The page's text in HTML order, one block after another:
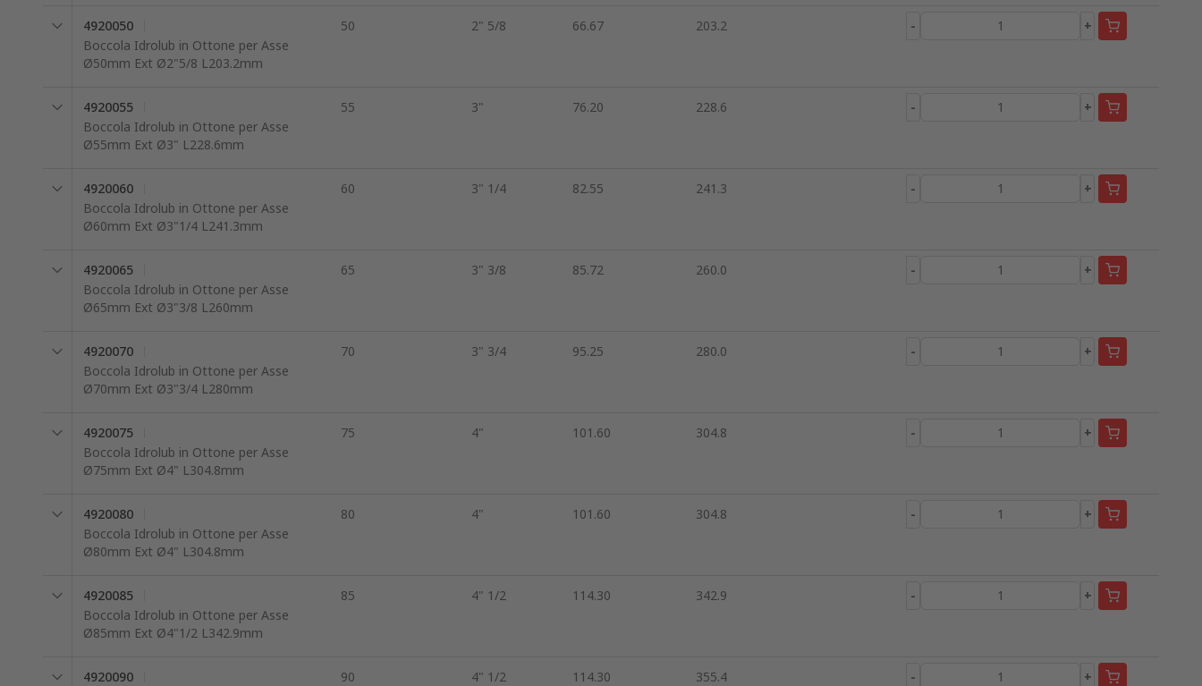
4920050
Boccola Idrolub in Ottone per Asse
Ø50mm Ext Ø2"5/8 L203.2mm
50 2" 5/8 66.67 203.2 - +
4920055
Boccola Idrolub in Ottone per Asse
Ø55mm Ext Ø3" L228.6mm
55 3" 76.20 228.6 - +
4920060
Boccola Idrolub in Ottone per Asse
Ø60mm Ext Ø3"1/4 L241.3mm
60 3" 1/4 82.55 241.3 - +
4920065
Boccola Idrolub in Ottone per Asse
Ø65mm Ext Ø3"3/8 L260mm
65 3" 3/8 85.72 260.0 - +
4920070
Boccola Idrolub in Ottone per Asse
Ø70mm Ext Ø3"3/4 L280mm
70 3" 3/4 95.25 280.0 - +
4920075
Boccola Idrolub in Ottone per Asse
Ø75mm Ext Ø4" L304.8mm
75 4" 101.60 304.8 - +
4920080
Boccola Idrolub in Ottone per Asse
Ø80mm Ext Ø4" L304.8mm
80 4" 101.60 304.8 - +
4920085
Boccola Idrolub in Ottone per Asse
Ø85mm Ext Ø4"1/2 L342.9mm
85 4" 1/2 114.30 342.9 - +
4920090
90 4" 1/2 114.30 355.4 - +